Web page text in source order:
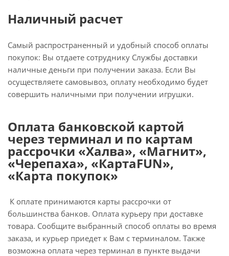
Наличный расчет
Самый распространенный и удобный способ оплаты
покупок: Вы отдаете сотруднику Службы доставки
наличные деньги при получении заказа. Если Вы
осуществляете самовывоз, оплату необходимо будет
совершить наличными при получении игрушки.
Оплата банковской картой
через терминал и по картам
рассрочки «Халва», «Магнит»,
«Черепаха», «КартаFUN»,
«Карта покупок»
К оплате принимаются карты рассрочки от
большинства банков. Оплата курьеру при доставке
товара. Сообщите выбранный способ оплаты во время
заказа, и курьер приедет к Вам с терминалом. Также
возможна оплата через терминал в пункте выдачи